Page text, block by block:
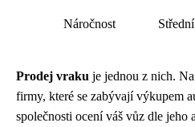
Náročnost Střední
Prodej vraku je jednou z nich.
firmy, které se zabývají výkupem
společnosti ocení váš vůz dle jeho